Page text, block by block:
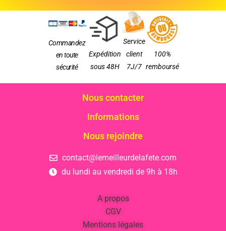
Commandez
en toute
sécurité
Expédition
sous 48H
Service
client
7J/7
100%
remboursé
Nous contacter
Informations
Nous rejoindre
contact@lemeilleurdelafete.com
du lundi au vendredi de 9h à 18h
A propos
CGV
Mentions légales